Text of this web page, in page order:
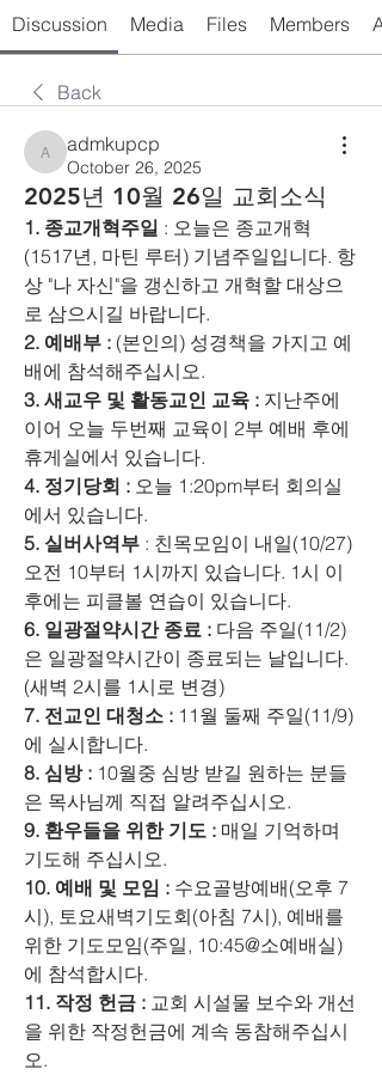
Discussion Media Files Members
Back
admkupcp
admkupcp
October 26, 2025
2025년 10월 26일 교회소식
1. 종교개혁주일 : 오늘은 종교개혁
(1517년, 마틴 루터) 기념주일입니다. 항
상 "나 자신"을 갱신하고 개혁할 대상으
로 삼으시길 바랍니다.
2. 예배부 : (본인의) 성경책을 가지고 예
배에 참석해주십시오.
3. 새교우 및 활동교인 교육 : 지난주에
이어 오늘 두번째 교육이 2부 예배 후에
휴게실에서 있습니다.
4. 정기당회 : 오늘 1:20pm부터 회의실
에서 있습니다.
5. 실버사역부 : 친목모임이 내일(10/27)
오전 10부터 1시까지 있습니다. 1시 이
후에는 피클볼 연습이 있습니다.
6. 일광절약시간 종료 : 다음 주일(11/2)
은 일광절약시간이 종료되는 날입니다.
(새벽 2시를 1시로 변경)
7. 전교인 대청소 : 11월 둘째 주일(11/9)
에 실시합니다.
8. 심방 : 10월중 심방 받길 원하는 분들
은 목사님께 직접 알려주십시오.
9. 환우들을 위한 기도 : 매일 기억하며
기도해 주십시오.
10. 예배 및 모임 : 수요골방예배(오후 7
시), 토요새벽기도회(아침 7시), 예배를
위한 기도모임(주일, 10:45@소예배실)
에 참석합시다.
11. 작정 헌금 : 교회 시설물 보수와 개선
을 위한 작정헌금에 계속 동참해주십시
오.